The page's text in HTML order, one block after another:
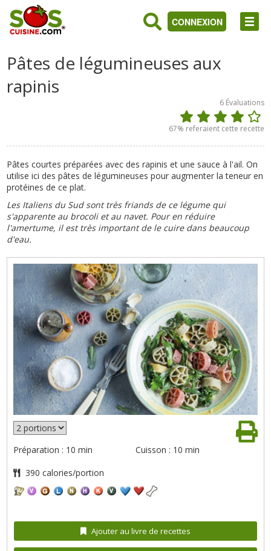
CONNEXION
Pâtes de légumineuses aux
rapinis
6 Évaluations
67% referaient cette recette
Pâtes courtes préparées avec des rapinis et une sauce à l'ail. On
utilise ici des pâtes de légumineuses pour augmenter la teneur en
protéines de ce plat.
Les Italiens du Sud sont très friands de ce légume qui
s'apparente au brocoli et au navet. Pour en réduire
l'amertume, il est très important de le cuire dans beaucoup
d'eau.
Préparation : 10 min Cuisson : 10 min
390 calories/portion
Ajouter au livre de recettes